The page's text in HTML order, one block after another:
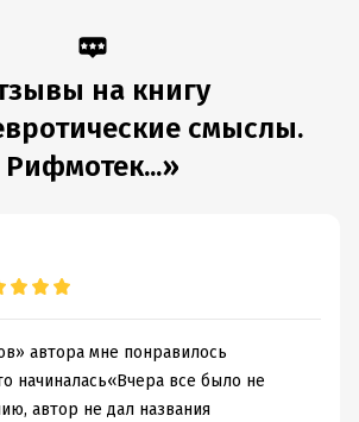
эротизмом. Сергей Яхновец
линии» принятые в литературной
живёт и пишет.
16 августа 2023
ч.
на книгу
смыслы.
Рифмотек...»
автора мне понравилось
начиналась«Вчера все было не
автор не дал названия